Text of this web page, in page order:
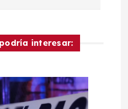
interesar: